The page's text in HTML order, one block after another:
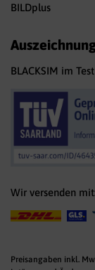
BILDplus
BLACKSIM im Test
Wir versenden mit:
Preisangaben inkl.